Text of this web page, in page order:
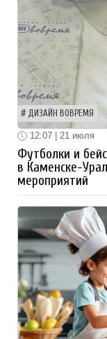
ДИЗАЙН ВОВРЕМЯ
12:07 | 21 июля
Футболки и
в Каменске-
мероприятий